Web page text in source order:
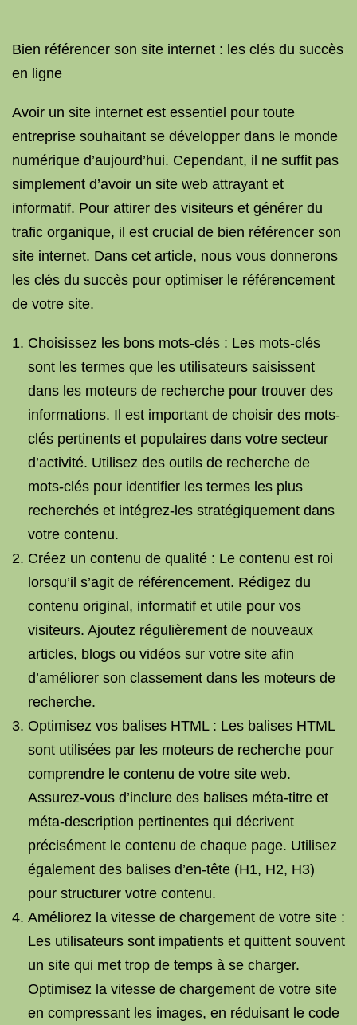
Bien référencer son site internet : les clés du succès
en ligne
Avoir un site internet est essentiel pour toute
entreprise souhaitant se développer dans le monde
numérique d’aujourd’hui. Cependant, il ne suffit pas
simplement d’avoir un site web attrayant et
informatif. Pour attirer des visiteurs et générer du
trafic organique, il est crucial de bien référencer son
site internet. Dans cet article, nous vous donnerons
les clés du succès pour optimiser le référencement
de votre site.
Choisissez les bons mots-clés : Les mots-clés
sont les termes que les utilisateurs saisissent
dans les moteurs de recherche pour trouver des
informations. Il est important de choisir des mots-
clés pertinents et populaires dans votre secteur
d’activité. Utilisez des outils de recherche de
mots-clés pour identifier les termes les plus
recherchés et intégrez-les stratégiquement dans
votre contenu.
Créez un contenu de qualité : Le contenu est roi
lorsqu’il s’agit de référencement. Rédigez du
contenu original, informatif et utile pour vos
visiteurs. Ajoutez régulièrement de nouveaux
articles, blogs ou vidéos sur votre site afin
d’améliorer son classement dans les moteurs de
recherche.
Optimisez vos balises HTML : Les balises HTML
sont utilisées par les moteurs de recherche pour
comprendre le contenu de votre site web.
Assurez-vous d’inclure des balises méta-titre et
méta-description pertinentes qui décrivent
précisément le contenu de chaque page. Utilisez
également des balises d’en-tête (H1, H2, H3)
pour structurer votre contenu.
Améliorez la vitesse de chargement de votre site :
Les utilisateurs sont impatients et quittent souvent
un site qui met trop de temps à se charger.
Optimisez la vitesse de chargement de votre site
en compressant les images, en réduisant le code